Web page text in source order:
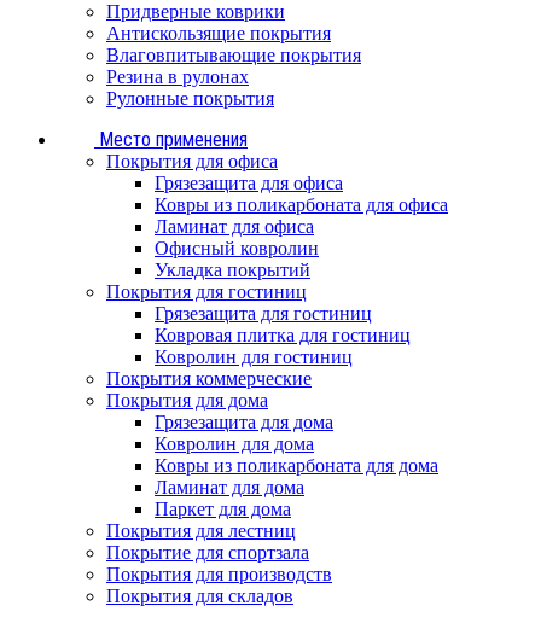
Придверные коврики
Антискользящие покрытия
Влаговпитывающие покрытия
Резина в рулонах
Рулонные покрытия
Место применения
Покрытия для офиса
Грязезащита для офиса
Ковры из поликарбоната для офиса
Ламинат для офиса
Офисный ковролин
Укладка покрытий
Покрытия для гостиниц
Грязезащита для гостиниц
Ковровая плитка для гостиниц
Ковролин для гостиниц
Покрытия коммерческие
Покрытия для дома
Грязезащита для дома
Ковролин для дома
Ковры из поликарбоната для дома
Ламинат для дома
Паркет для дома
Покрытия для лестниц
Покрытие для спортзала
Покрытия для производств
Покрытия для складов